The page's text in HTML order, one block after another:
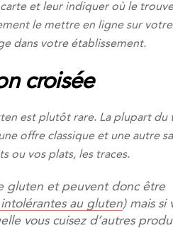
et leur indiquer où le
le mettre en ligne sur
dans votre établissement.
croisée
est plutôt rare. La plupart du
offre classique et une autre
ou vos plats, les traces.
gluten et peuvent donc être
au gluten) mais si
vous cuisez d’autres